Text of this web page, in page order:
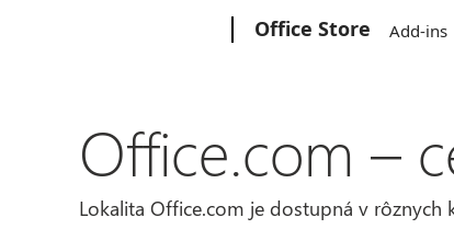
Office Store Add-ins
Office.com –
Lokalita Office.com je dostupná v rôznych